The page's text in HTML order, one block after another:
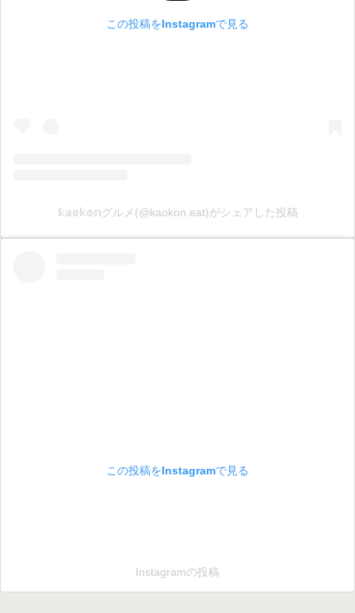
この投稿をInstagramで見る
𝕜𝕒𝕠𝕜𝕠𝕟グルメ(@kaokon.eat)がシェアした投稿
この投稿をInstagramで見る
Instagramの投稿